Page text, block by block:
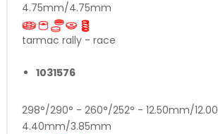
4.75mm/4.75mm
tarmac rally - race
1031576
298°/290° - 260°/252° - 12.50mm/
4.40mm/3.85mm